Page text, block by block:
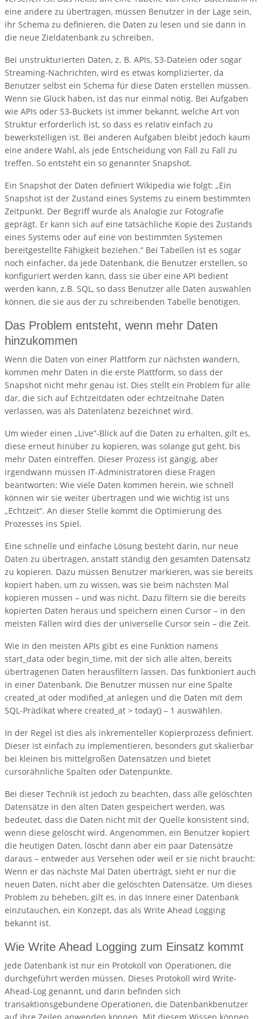
eine andere zu übertragen, müssen Benutzer in der Lage sein,
ihr Schema zu definieren, die Daten zu lesen und sie dann in
die neue Zieldatenbank zu schreiben.
Bei unstrukturierten Daten, z. B. APIs, S3-Dateien oder sogar
Streaming-Nachrichten, wird es etwas komplizierter, da
Benutzer selbst ein Schema für diese Daten erstellen müssen.
Wenn sie Glück haben, ist das nur einmal nötig. Bei Aufgaben
wie APIs oder S3-Buckets ist immer bekannt, welche Art von
Struktur erforderlich ist, so dass es relativ einfach zu
bewerkstelligen ist. Bei anderen Aufgaben bleibt jedoch kaum
eine andere Wahl, als jede Entscheidung von Fall zu Fall zu
treffen. So entsteht ein so genannter Snapshot.
Ein Snapshot der Daten definiert Wikipedia wie folgt: „Ein
Snapshot ist der Zustand eines Systems zu einem bestimmten
Zeitpunkt. Der Begriff wurde als Analogie zur Fotografie
geprägt. Er kann sich auf eine tatsächliche Kopie des Zustands
eines Systems oder auf eine von bestimmten Systemen
bereitgestellte Fähigkeit beziehen.“ Bei Tabellen ist es sogar
noch einfacher, da jede Datenbank, die Benutzer erstellen, so
konfiguriert werden kann, dass sie über eine API bedient
werden kann, z.B. SQL, so dass Benutzer alle Daten auswählen
können, die sie aus der zu schreibenden Tabelle benötigen.
Das Problem entsteht, wenn mehr Daten
hinzukommen
Wenn die Daten von einer Plattform zur nächsten wandern,
kommen mehr Daten in die erste Plattform, so dass der
Snapshot nicht mehr genau ist. Dies stellt ein Problem für alle
dar, die sich auf Echtzeitdaten oder echtzeitnahe Daten
verlassen, was als Datenlatenz bezeichnet wird.
Um wieder einen „Live“-Blick auf die Daten zu erhalten, gilt es,
diese erneut hinüber zu kopieren, was solange gut geht, bis
mehr Daten eintreffen. Dieser Prozess ist gängig, aber
irgendwann müssen IT-Administratoren diese Fragen
beantworten: Wie viele Daten kommen herein, wie schnell
können wir sie weiter übertragen und wie wichtig ist uns
„Echtzeit“. An dieser Stelle kommt die Optimierung des
Prozesses ins Spiel.
Eine schnelle und einfache Lösung besteht darin, nur neue
Daten zu übertragen, anstatt ständig den gesamten Datensatz
zu kopieren. Dazu müssen Benutzer markieren, was sie bereits
kopiert haben, um zu wissen, was sie beim nächsten Mal
kopieren müssen – und was nicht. Dazu filtern sie die bereits
kopierten Daten heraus und speichern einen Cursor – in den
meisten Fällen wird dies der universelle Cursor sein – die Zeit.
Wie in den meisten APIs gibt es eine Funktion namens
start_data oder begin_time, mit der sich alle alten, bereits
übertragenen Daten herausfiltern lassen. Das funktioniert auch
in einer Datenbank. Die Benutzer müssen nur eine Spalte
created_at oder modified_at anlegen und die Daten mit dem
SQL-Prädikat where created_at > today() – 1 auswählen.
In der Regel ist dies als inkrementeller Kopierprozess definiert.
Dieser ist einfach zu implementieren, besonders gut skalierbar
bei kleinen bis mittelgroßen Datensätzen und bietet
cursorähnliche Spalten oder Datenpunkte.
Bei dieser Technik ist jedoch zu beachten, dass alle gelöschten
Datensätze in den alten Daten gespeichert werden, was
bedeutet, dass die Daten nicht mit der Quelle konsistent sind,
wenn diese gelöscht wird. Angenommen, ein Benutzer kopiert
die heutigen Daten, löscht dann aber ein paar Datensätze
daraus – entweder aus Versehen oder weil er sie nicht braucht:
Wenn er das nächste Mal Daten überträgt, sieht er nur die
neuen Daten, nicht aber die gelöschten Datensätze. Um dieses
Problem zu beheben, gilt es, in das Innere einer Datenbank
einzutauchen, ein Konzept, das als Write Ahead Logging
bekannt ist.
Wie Write Ahead Logging zum Einsatz kommt
Jede Datenbank ist nur ein Protokoll von Operationen, die
durchgeführt werden müssen. Dieses Protokoll wird Write-
Ahead-Log genannt, und darin befinden sich
transaktionsgebundene Operationen, die Datenbankbenutzer